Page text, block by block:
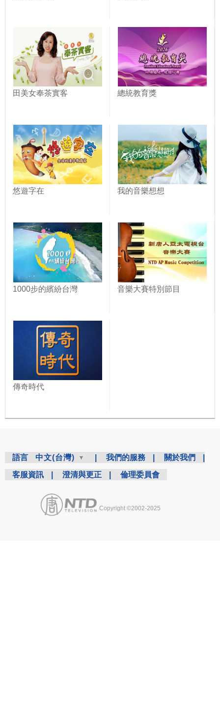
田美女奉茶實客 總統教育獎
悠遊字在 我的音樂想想
1000步的繽紛台灣 音樂大賽特別節目
傳奇時代
語言 中文(台灣) 我們的服務 關於我們
客服資訊 澄清與更正 倫理委員會
Copyright ©2002-2025